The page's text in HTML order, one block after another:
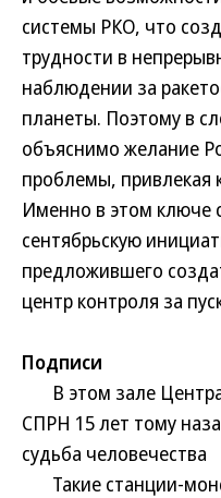
системы РКО, что
трудности в
наблюдении за
планеты. Поэтому в
объяснимо желание
проблемы, привлекая
Именно в этом ключе
сентябрьскую
предложившего
центр контроля за
Подписи
В этом зале
СПРН 15 лет тому
судьба человечества
Такие станции-